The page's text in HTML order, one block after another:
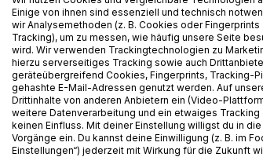
BESCHREIBUNG
Smaugl will raus - ein Buch für
Es handelt von einem Kater, der
gemacht hat - das leider
Ein Vorlesebuch für Kinder von
AUTOR/IN
Einige von ihnen sind essenziell und technisch
wir Analysemethoden (z. B. Cookies oder
Tracking), um zu messen, wie häufig unsere Seite
wird. Wir verwenden Trackingtechnologien zu
hierzu serverseitiges Tracking sowie auch
geräteübergreifend Cookies, Fingerprints, Tracking-
gehashte E-Mail-Adressen genutzt werden. Auf
Drittinhalte von anderen Anbietern ein (Video-
weitere Datenverarbeitung und ein etwaiges
keinen Einfluss. Mit deiner Einstellung willigst du in
Vorgänge ein. Du kannst deine Einwilligung (z. B. im
Einstellungen“) jederzeit mit Wirkung für die Zukunft